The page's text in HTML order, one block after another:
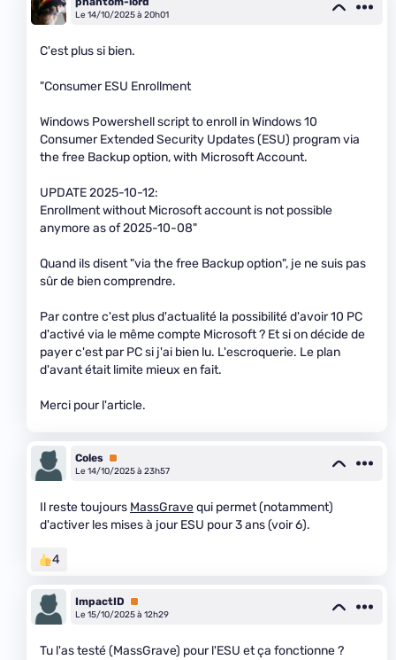
Le 14/10/2025 à 20h01
C'est plus si bien.
"Consumer ESU Enrollment
Windows Powershell script to enroll in Windows 10
Consumer Extended Security Updates (ESU) program via
the free Backup option, with Microsoft Account.
UPDATE 2025-10-12:
Enrollment without Microsoft account is not possible
anymore as of 2025-10-08"
Quand ils disent "via the free Backup option", je ne suis pas
sûr de bien comprendre.
Par contre c'est plus d'actualité la possibilité d'avoir 10 PC
d'activé via le même compte Microsoft ? Et si on décide de
payer c'est par PC si j'ai bien lu. L'escroquerie. Le plan
d'avant était limite mieux en fait.
Merci pour l'article.
Coles Premium
Le 14/10/2025 à 23h57
Il reste toujours MassGravequi permet (notamment)
d'activer les mises à jour ESU pour 3 ans (voir 6).
4
ImpactID
Premium
Le 15/10/2025 à 12h29
Tu l'as testé (MassGrave) pour l'ESU et ça fonctionne ?